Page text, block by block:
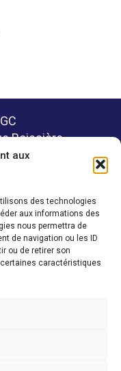
aux
des technologies
aux informations des
nous permettra de
de navigation ou les ID
ou de retirer son
caractéristiques
Boissière